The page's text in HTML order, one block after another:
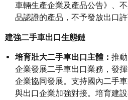
車輛生產企業及產品公告》、
品認證的產品，不予發放出口許
建強二手車出口生態鏈
培育壯大二手車出口主體： 推
企業發展二手車出口業務，發
企業協同發展。支持國內二手
與出口企業加強對接。培育建